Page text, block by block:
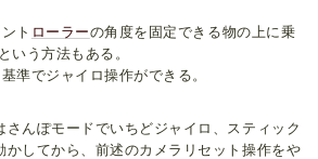
ト ローラーの角度を固定できる物の上に乗
いう方法もある。
準でジャイロ操作ができる。
さんぽモードでいちどジャイロ、スティック
かしてから、前述のカメラリセット操作をや